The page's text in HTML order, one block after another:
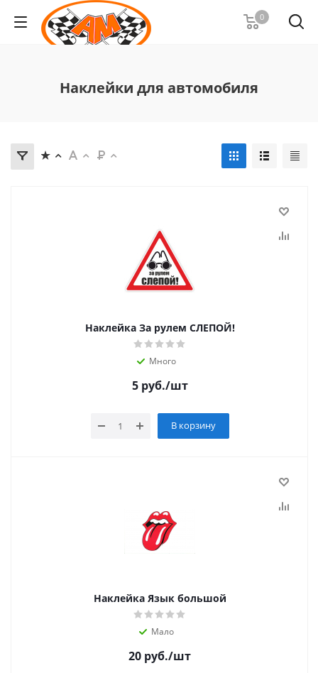
0
Наклейки для автомобиля
Наклейка За рулем СЛЕПОЙ!
Много
5руб./шт
В корзину
Наклейка Язык большой
Мало
20 руб./шт